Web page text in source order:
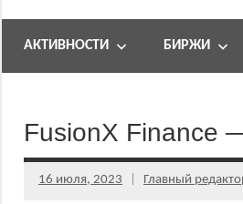
портал
АКТИВНОСТИ БИРЖИ
FusionX Finance
16 июля, 2023 Главный